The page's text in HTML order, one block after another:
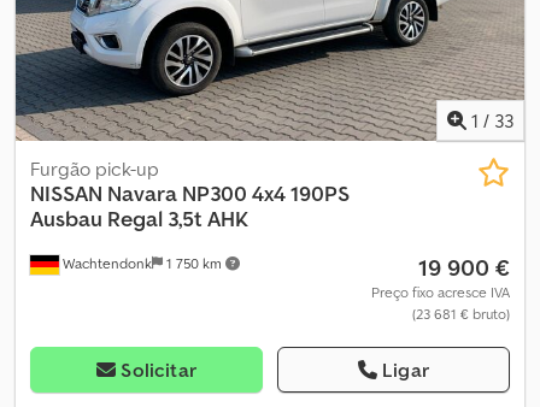
4 cilindros, com 140 kW. Pneus com 75% de vida útil. Engate de
reboque – 3.500 kg. Revestimento de proteção para a área de
carga, feito de alumínio.
1 / 33
Wachtendonk 1 750 km
Furgão pick-up
NISSAN Navara NP300 4x4 190PS
Ausbau Regal 3,5t AHK
19 900 €
Preço fixo acresce IVA
(23 681 € bruto)
Solicitar Ligar